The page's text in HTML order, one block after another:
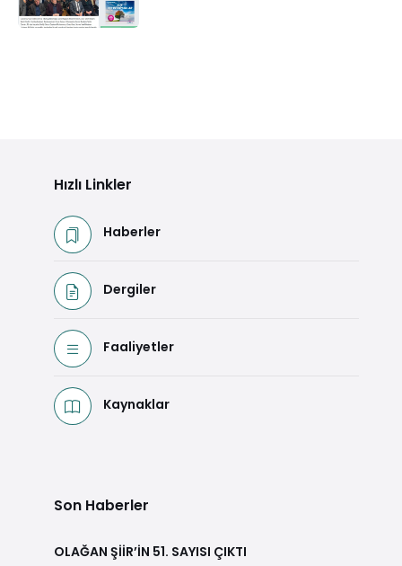
Hızlı Linkler
Haberler
Dergiler
Faaliyetler
Kaynaklar
Son Haberler
OLAĞAN ŞİİR’İN 51. SAYISI ÇIKTI